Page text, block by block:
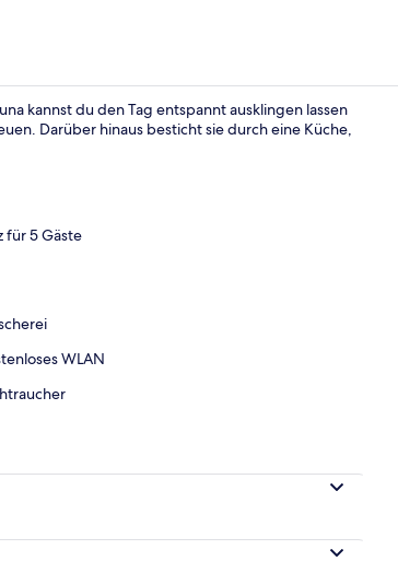
kannst du den Tag entspannt ausklingen lassen
Darüber hinaus besticht sie durch eine Küche,
für 5 Gäste
WLAN